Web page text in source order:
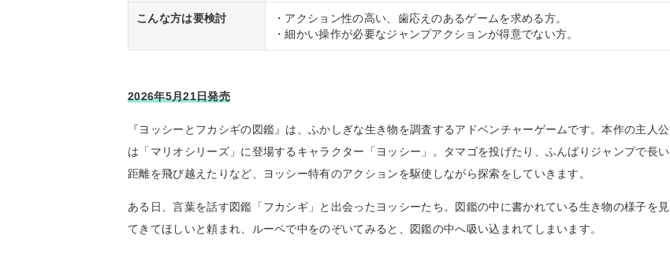
こんな方は要検討
・アクション性の高い、歯応えのあるゲームを求める方。
・細かい操作が必要なジャンプアクションが得意でない方。
2026年5月21日発売
『ヨッシーとフカシギの図鑑』は、ふかしぎな生き物を調査するアドベンチャーゲームです。本作の主人公
は「マリオシリーズ」に登場するキャラクター「ヨッシー」。タマゴを投げたり、ふんばりジャンプで長い
距離を飛び越えたりなど、ヨッシー特有のアクションを駆使しながら探索をしていきます。
ある日、言葉を話す図鑑「フカシギ」と出会ったヨッシーたち。図鑑の中に書かれている生き物の様子を見
てきてほしいと頼まれ、ルーペで中をのぞいてみると、図鑑の中へ吸い込まれてしまいます。